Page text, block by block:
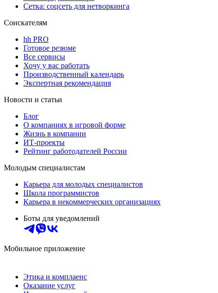
Сетка: соцсеть для нетворкинга
Соискателям
hh PRO
Готовое резюме
Все сервисы
Хочу у вас работать
Производственный календарь
Экспертная рекомендация
Новости и статьи
Блог
О компаниях в игровой форме
Жизнь в компании
ИТ-проекты
Рейтинг работодателей России
Молодым специалистам
Карьера для молодых специалистов
Школа программистов
Карьера в некоммерческих организациях
Боты для уведомлений
Мобильное приложение
Этика и комплаенс
Оказание услуг